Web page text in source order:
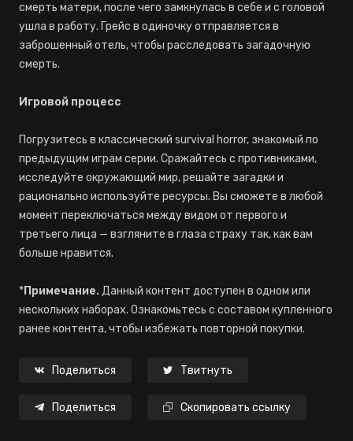
смерть матери, после чего замкнулась в себе и с головой
ушла в работу. Грейс в одиночку отправляется в
заброшенный отель, чтобы расследовать загадочную
смерть.
Игровой процесс
Погрузитесь в классический survival horror, знакомый по
предыдущим играм серии. Сражайтесь с противниками,
исследуйте окружающий мир, решайте загадки и
рационально используйте ресурсы. Вы сможете в любой
момент переключаться между видом от первого и
третьего лица — взгляните в глаза страху так, как вам
больше нравится.
*Примечание.Данный контент доступен в одном или
нескольких наборах. Ознакомьтесь с составом купленного
ранее контента, чтобы избежать повторной покупки.
Поделиться Твитнуть
Поделиться Скопировать ссылку